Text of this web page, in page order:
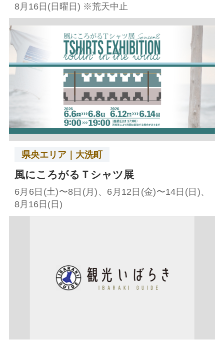
8月16日(日曜日) ※荒天中止
県央エリア｜大洗町
風にころがるＴシャツ展
6月6日(土)〜8日(月)、6月12日(金)〜14日(日)、
8月16日(日)